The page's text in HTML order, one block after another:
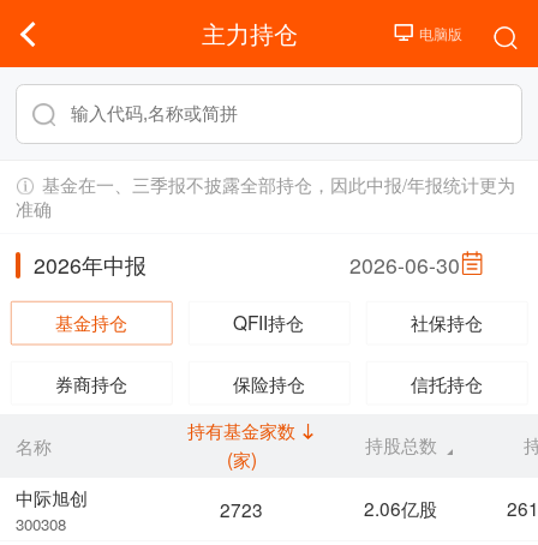
主力持仓
基金在一、三季报不披露全部持仓，因此中报/年报统计更为
准确
2026年中报 2026-06-30
基金持仓 QFII持仓 社保持仓
券商持仓 保险持仓 信托持仓
名称
中际旭创
300308
持有基金家数
(家)
持股总数
2723 2.06亿股